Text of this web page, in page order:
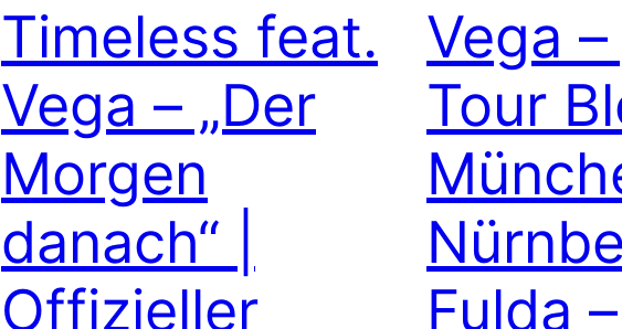
Timeless feat.
Vega – „Der
Morgen
danach“ |
Offizieller
Vega –
Tour
Fulda –